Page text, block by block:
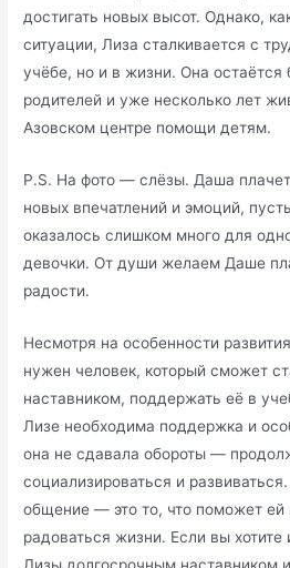
достигать новых высот. Однако,
ситуации, Лиза сталкивается с
учёбе, но и в жизни. Она остаётся
родителей и уже несколько лет
Азовском центре помощи детям.
P.S. На фото — слёзы. Даша
новых впечатлений и эмоций,
оказалось слишком много для
девочки. От души желаем Даше
радости.
Несмотря на особенности
нужен человек, который сможет
наставником, поддержать её в
Лизе необходима поддержка и
она не сдавала обороты —
социализироваться и
общение — это то, что поможет ей
радоваться жизни. Если вы
Лизы долгосрочным наставником